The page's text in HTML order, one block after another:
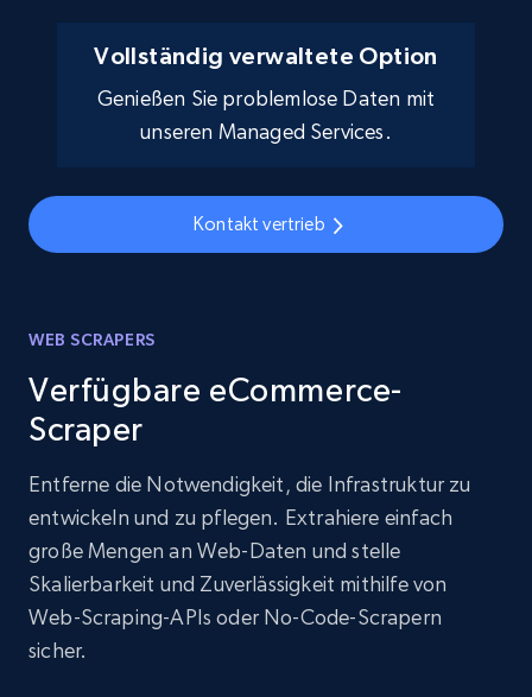
Vollständig verwaltete Option
Genießen Sie problemlose Daten mit
unseren Managed Services.
Kontakt vertrieb
WEB SCRAPERS
Verfügbare eCommerce-
Scraper
Entferne die Notwendigkeit, die Infrastruktur zu
entwickeln und zu pflegen. Extrahiere einfach
große Mengen an Web-Daten und stelle
Skalierbarkeit und Zuverlässigkeit mithilfe von
Web-Scraping-APIs oder No-Code-Scrapern
sicher.